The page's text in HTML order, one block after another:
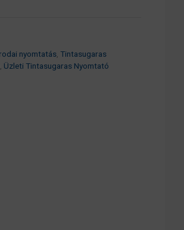
nyomtatás, Tintasugaras
, Üzleti Tintasugaras Nyomtató